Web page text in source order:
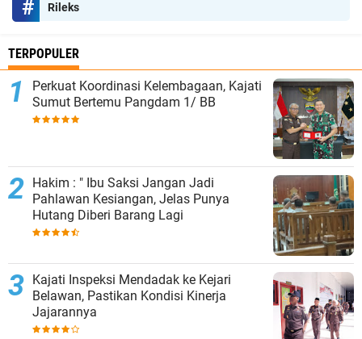
Rileks
TERPOPULER
Perkuat Koordinasi Kelembagaan, Kajati
Sumut Bertemu Pangdam 1/ BB
Hakim : " Ibu Saksi Jangan Jadi
Pahlawan Kesiangan, Jelas Punya
Hutang Diberi Barang Lagi
Kajati Inspeksi Mendadak ke Kejari
Belawan, Pastikan Kondisi Kinerja
Jajarannya